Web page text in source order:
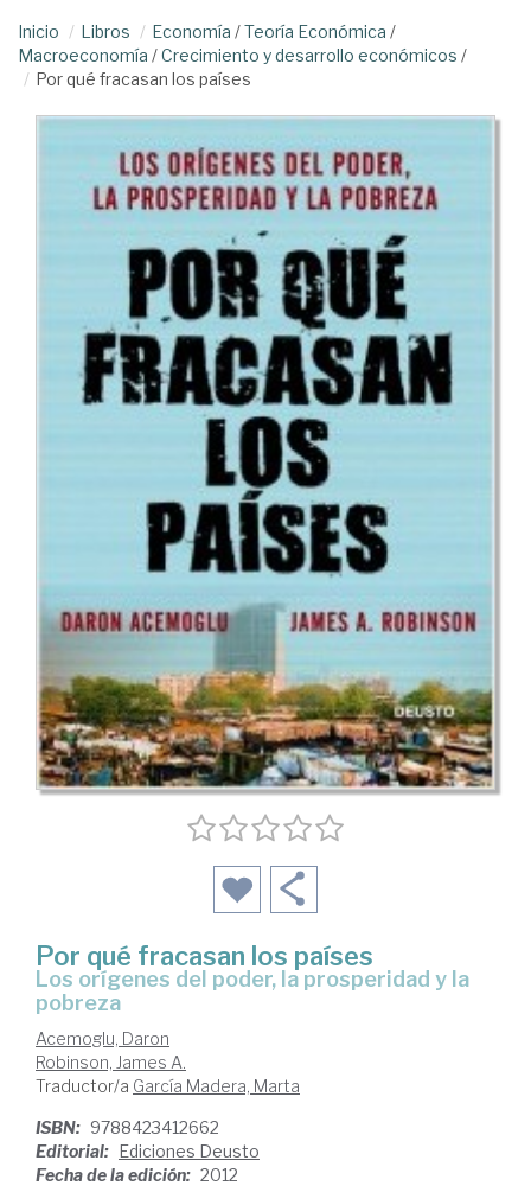
Inicio Libros Economía /Teoría Económica /
Macroeconomía /Crecimiento y desarrollo económicos /
Por qué fracasan los países
Por qué fracasan los países
los orígenes del poder, la prosperidad y la
pobreza
Acemoglu, Daron
Robinson, James A.
Traductor/a García Madera, Marta
ISBN: 9788423412662
Editorial: Ediciones Deusto
Fecha de la edición: 2012